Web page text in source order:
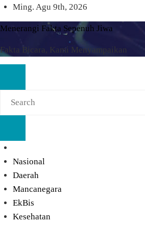
Skip
to
content
Ming. Agu 9th, 2026
Menerangi Fakta Sepenuh Jiwa
Fakta Bicara, Kami Menyampaikan
Nasional
Daerah
Mancanegara
EkBis
Kesehatan